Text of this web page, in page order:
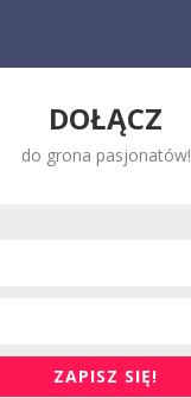
DOŁĄCZ
do grona pasjonatów!
ZAPISZ SIĘ!